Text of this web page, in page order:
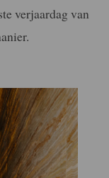
verjaardag van